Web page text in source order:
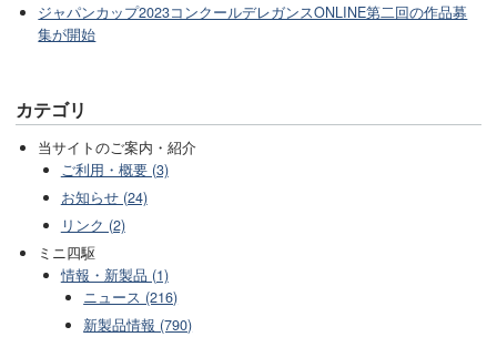
ジャパンカップ2023コンクールデレガンスONLINE第二回の作品募
集が開始
カテゴリ
当サイトのご案内・紹介
ご利用・概要 (3)
お知らせ (24)
リンク (2)
ミニ四駆
情報・新製品 (1)
ニュース (216)
新製品情報 (790)